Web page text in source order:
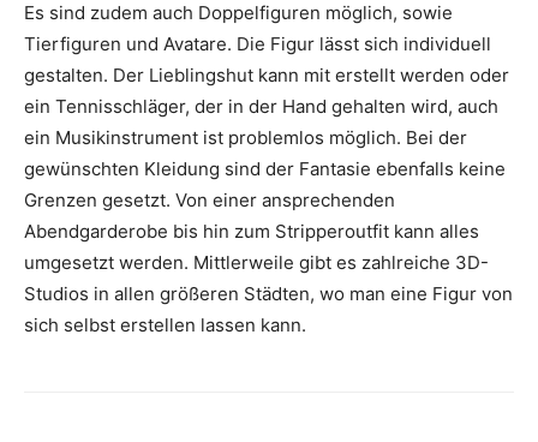
Es sind zudem auch Doppelfiguren möglich, sowie
Tierfiguren und Avatare. Die Figur lässt sich individuell
gestalten. Der Lieblingshut kann mit erstellt werden oder
ein Tennisschläger, der in der Hand gehalten wird, auch
ein Musikinstrument ist problemlos möglich. Bei der
gewünschten Kleidung sind der Fantasie ebenfalls keine
Grenzen gesetzt. Von einer ansprechenden
Abendgarderobe bis hin zum Stripperoutfit kann alles
umgesetzt werden. Mittlerweile gibt es zahlreiche 3D-
Studios in allen größeren Städten, wo man eine Figur von
sich selbst erstellen lassen kann.